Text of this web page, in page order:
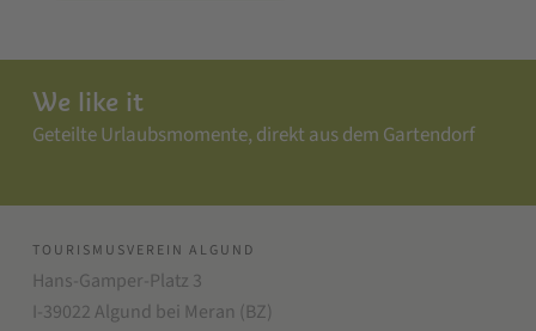
We like it
Geteilte Urlaubsmomente, direkt aus dem Gartendorf
TOURISMUSVEREIN ALGUND
Hans-Gamper-Platz 3
I-39022 Algund bei Meran (BZ)